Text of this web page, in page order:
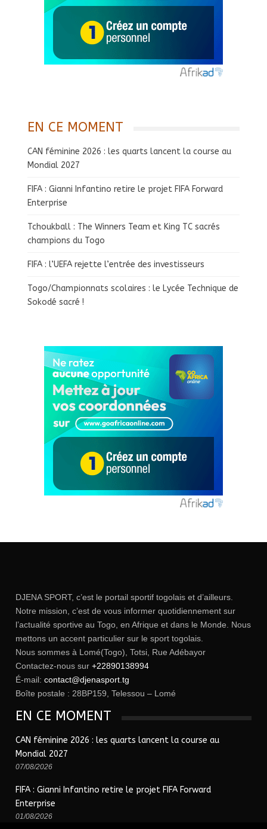
EN CE MOMENT
CAN féminine 2026 : les quarts lancent la course au
Mondial 2027
FIFA : Gianni Infantino retire le projet FIFA Forward
Enterprise
Tchoukball : The Winners Team et King TC sacrés
champions du Togo
FIFA : l’UEFA rejette l’entrée des investisseurs
Togo/Championnats scolaires : le Lycée Technique de
Sokodé sacré !
DJENA SPORT, c’est le portail sportif togolais et d’ailleurs.
Notre mission, c’est de vous informer quotidiennement sur
l’actualité sportive au Togo, en Afrique et dans le Monde. Nous
mettons un accent particulier sur le sport togolais.
Nous sommes à Lomé(Togo), Totsi, Rue Adébayor
Contactez-nous sur +22890138994
É-mail: contact@djenasport.tg
Boîte postale : 28BP159, Telessou – Lomé
EN CE MOMENT
CAN féminine 2026 : les quarts lancent la course au
Mondial 2027
07/08/2026
FIFA : Gianni Infantino retire le projet FIFA Forward
Enterprise
01/08/2026